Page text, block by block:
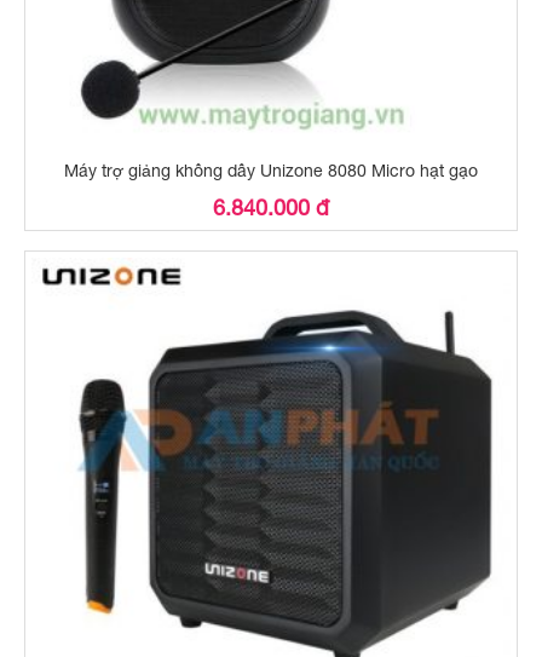
Máy trợ giảng không dây Unizone 8080 Micro hạt gạo
6.840.000 đ